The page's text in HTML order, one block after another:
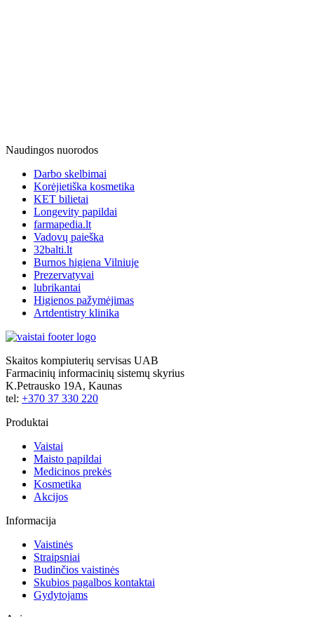
Naudingos nuorodos
Darbo skelbimai
Korėjietiška kosmetika
KET bilietai
Longevity papildai
farmapedia.lt
Vadovų paieška
32balti.lt
Burnos higiena Vilniuje
Prezervatyvai
lubrikantai
Higienos pažymėjimas
Artdentistry klinika
Skaitos kompiuterių servisas UAB
Farmacinių informacinių sistemų skyrius
K.Petrausko 19A, Kaunas
tel: +370 37 330 220
Produktai
Vaistai
Maisto papildai
Medicinos prekės
Kosmetika
Akcijos
Informacija
Vaistinės
Straipsniai
Budinčios vaistinės
Skubios pagalbos kontaktai
Gydytojams